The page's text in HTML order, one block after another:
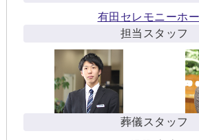
有田セレモニーホ
担当スタッフ
葬儀スタッフ